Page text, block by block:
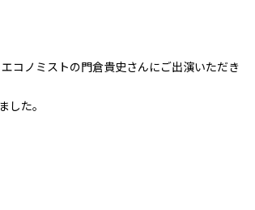
コノミストの門倉貴史さんにご出演いただき
た。